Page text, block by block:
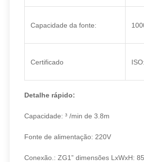
Capacidade da fonte:
Certificado
Detalhe rápido:
Capacidade: ³ /min de 3.8m
Fonte de alimentação: 220V
Conexão.: ZG1” dimensões LxWxH: